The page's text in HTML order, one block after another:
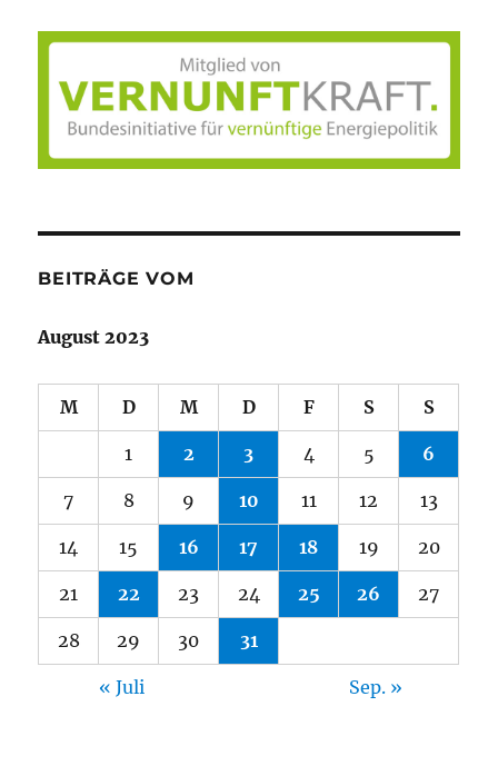
BEITRÄGE VOM
August 2023
M D M D F S S
1 2 3 4 5 6
7 8 9 10 11 12 13
14 15 16 17 18 19 20
21 22 23 24 25 26 27
28 29 30 31
« Juli Sep. »